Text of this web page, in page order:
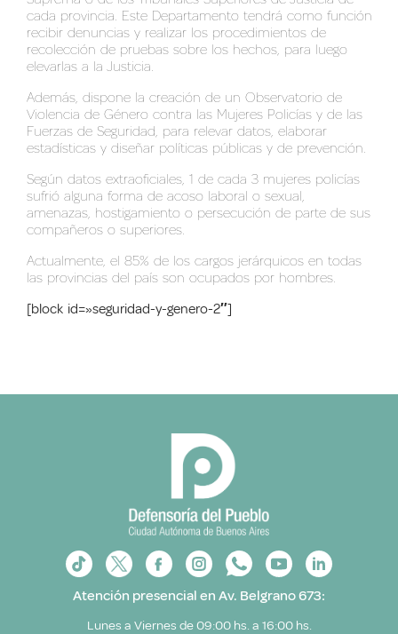
cada provincia. Este Departamento tendrá como función
recibir denuncias y realizar los procedimientos de
recolección de pruebas sobre los hechos, para luego
elevarlas a la Justicia.
Además, dispone la creación de un Observatorio de
Violencia de Género contra las Mujeres Policías y de las
Fuerzas de Seguridad, para relevar datos, elaborar
estadísticas y diseñar políticas públicas y de prevención.
Según datos extraoficiales, 1 de cada 3 mujeres policías
sufrió alguna forma de acoso laboral o sexual,
amenazas, hostigamiento o persecución de parte de sus
compañeros o superiores.
Actualmente, el 85% de los cargos jerárquicos en todas
las provincias del país son ocupados por hombres.
[block id=»seguridad-y-genero-2″]
Atención presencial en Av. Belgrano 673:
Lunes a Viernes de 09:00 hs. a 16:00 hs.